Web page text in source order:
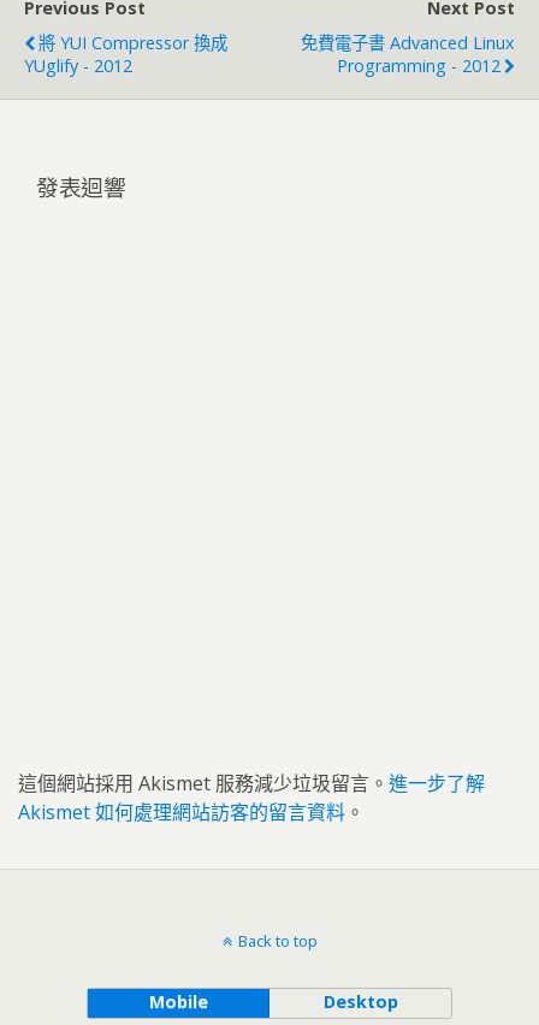
Previous Post
將 YUI Compressor 換成
YUglify - 2012
Next Post
免費電子書 Advanced Linux
Programming - 2012
發表迴響
這個網站採用 Akismet 服務減少垃圾留言。 進一步了解
Akismet 如何處理網站訪客的留言資料 。
Back to top
Mobile Desktop